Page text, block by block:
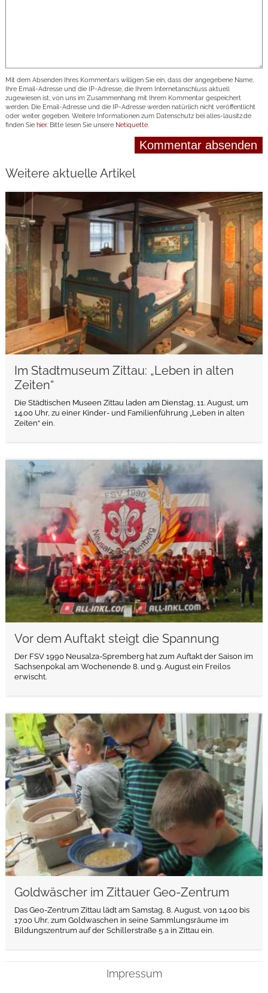
Mit dem Absenden Ihres Kommentars willigen Sie ein, dass der angegebene Name,
Ihre Email-Adresse und die IP-Adresse, die Ihrem Internetanschluss aktuell
zugewiesen ist, von uns im Zusammenhang mit Ihrem Kommentar gespeichert
werden. Die Email-Adresse und die IP-Adresse werden natürlich nicht veröffentlicht
oder weiter gegeben. Weitere Informationen zum Datenschutz bei alles-lausitz.de
finden Sie hier. Bitte lesen Sie unsere Netiquette.
Weitere aktuelle Artikel
Im Stadtmuseum Zittau: „Leben in alten
Zeiten“
Die Städtischen Museen Zittau laden am Dienstag, 11. August, um
14.00 Uhr, zu einer Kinder- und Familienführung „Leben in alten
Zeiten“ ein.
weiterlesen
Vor dem Auftakt steigt die Spannung
Der FSV 1990 Neusalza-Spremberg hat zum Auftakt der Saison im
Sachsenpokal am Wochenende 8. und 9. August ein Freilos
erwischt.
weiterlesen
Goldwäscher im Zittauer Geo-Zentrum
Das Geo-Zentrum Zittau lädt am Samstag, 8. August, von 14.00 bis
17.00 Uhr, zum Goldwaschen in seine Sammlungsräume im
Bildungszentrum auf der Schillerstraße 5 a in Zittau ein.
weiterlesen
Impressum